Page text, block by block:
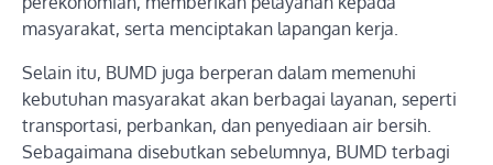
masyarakat, serta menciptakan lapangan kerja.
Selain itu, BUMD juga berperan dalam memenuhi
kebutuhan masyarakat akan berbagai layanan, seperti
transportasi, perbankan, dan penyediaan air bersih.
Sebagaimana disebutkan sebelumnya, BUMD terbagi